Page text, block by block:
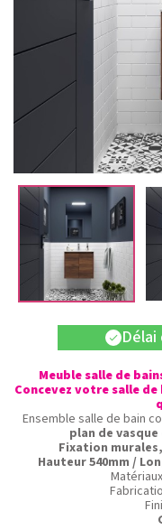
check Délai
Meuble salle de
Concevez votre salle
Ensemble salle de bain
plan de
Fixation
Hauteur 540mm /